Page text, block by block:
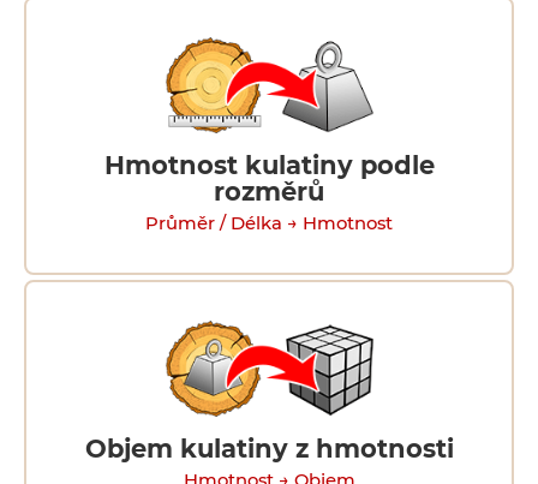
Hmotnost kulatiny podle
rozměrů
Průměr / Délka → Hmotnost
Objem kulatiny z hmotnosti